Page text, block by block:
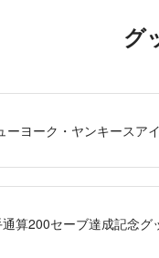
グ
ーヨーク・ヤンキースア
算200セーブ達成記念